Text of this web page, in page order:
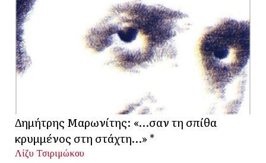
Δημήτρης Μαρωνίτης: «…σαν τη σπίθα
κρυμμένος στη στάχτη…» *
Λίζυ Τσιριμώκου